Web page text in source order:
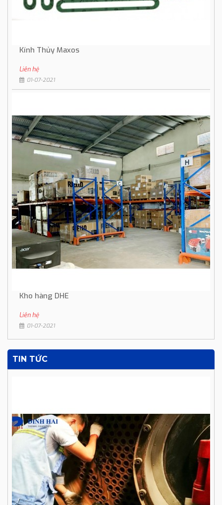
Kính Thủy Maxos
Liên hệ
01-07-2021
Kho hàng DHE
Liên hệ
01-07-2021
TIN TỨC